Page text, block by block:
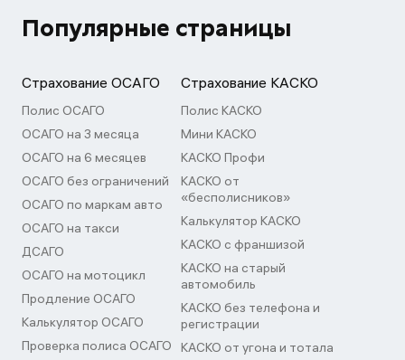
Популярные страницы
Страхование ОСАГО
Полис ОСАГО
ОСАГО на 3 месяца
ОСАГО на 6 месяцев
ОСАГО без ограничений
ОСАГО по маркам авто
ОСАГО на такси
ДСАГО
ОСАГО на мотоцикл
Продление ОСАГО
Калькулятор ОСАГО
Проверка полиса ОСАГО
Страхование КАСКО
Полис КАСКО
Мини КАСКО
КАСКО Профи
КАСКО от
«бесполисников»
Калькулятор КАСКО
КАСКО с франшизой
КАСКО на старый
автомобиль
КАСКО без телефона и
регистрации
КАСКО от угона и тотала